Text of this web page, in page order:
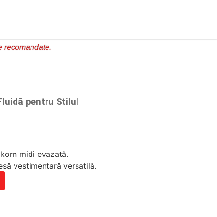
recomandate.
pentru Stilul
midi evazată.
vestimentară versatilă.